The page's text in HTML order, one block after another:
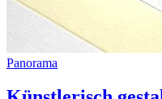
Panorama